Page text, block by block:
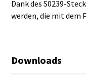
Dank des S0239-
werden, die mit dem
Downloads